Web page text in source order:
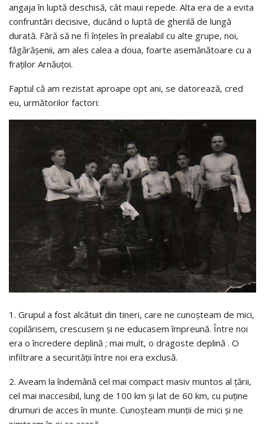
angaja în luptă deschisă, cât maui repede. Alta era de a evita
confruntări decisive, ducând o luptă de gherilă de lungă
durată. Fără să ne fi înţeles în prealabil cu alte grupe, noi,
făgărăşenii, am ales calea a doua, foarte asemănătoare cu a
fraţilor Arnăuţoi.
Faptul că am rezistat aproape opt ani, se datorează, cred
eu, următorilor factori:
1. Grupul a fost alcătuit din tineri, care ne cunoşteam de mici,
copilărisem, crescusem şi ne educasem împreună. Între noi
era o încredere deplină ; mai mult, o dragoste deplină . O
infiltrare a securităţii între noi era exclusă.
2. Aveam la îndemână cel mai compact masiv muntos al ţării,
cel mai inaccesibil, lung de 100 km şi lat de 60 km, cu puţine
drumuri de acces în munte. Cunoşteam munţii de mici şi ne